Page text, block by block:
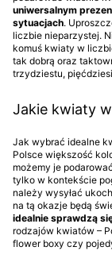
uniwersalnym
sytuacjach.
liczbie nieparzystej.
komuś kwiaty w
tak dobrą oraz
trzydziestu,
Jakie kwiaty
Jak wybrać idealne
Polsce większość
możemy je
tylko w kontekście
należy wysyłać
na tą okazje będą
idealnie sprawdzą
rodzajów kwiatów –
flower boxy czy